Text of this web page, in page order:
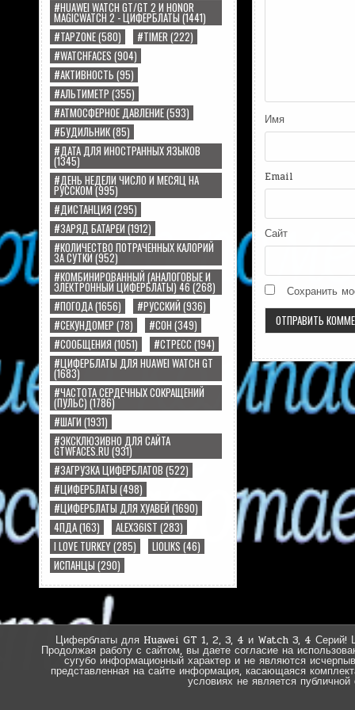
#HUAWEI WATCH GT/GT 2 И HONOR
MAGICWATCH 2 - ЦИФЕРБЛАТЫ(1441)
#TAPZONE(580) #TIMER (222)
#WATCHFACES (904)
#АКТИВНОСТЬ (95)
#АЛЬТИМЕТР (355)
#АТМОСФЕРНОЕ ДАВЛЕНИЕ(593)
#БУДИЛЬНИК(85)
#ДАТА ДЛЯ ИНОСТРАННЫХ ЯЗЫКОВ
(1345)
#ДЕНЬ НЕДЕЛИ ЧИСЛО И МЕСЯЦ НА
РУССКОМ(995)
#ДИСТАНЦИЯ (295)
#ЗАРЯД БАТАРЕИ (1912)
#КОЛИЧЕСТВО ПОТРАЧЕННЫХ КАЛОРИЙ
ЗА СУТКИ(952)
#КОМБИНИРОВАННЫЙ (АНАЛОГОВЫЕ И
ЭЛЕКТРОННЫЙ ЦИФЕРБЛАТЫ) 46(268)
#ПОГОДА(1656) #РУССКИЙ (936)
#СЕКУНДОМЕР (78) #СОН (349)
#СООБЩЕНИЯ (1051) #СТРЕСС (194)
#ЦИФЕРБЛАТЫ ДЛЯ HUAWEI WATCH GT
(1683)
#ЧАСТОТА СЕРДЕЧНЫХ СОКРАЩЕНИЙ
(ПУЛЬС)(1786)
#ШАГИ (1931)
#ЭКСКЛЮЗИВНО ДЛЯ САЙТА
GTWFACES.RU(931)
#ЗАГРУЗКА ЦИФЕРБЛАТОВ (522)
#ЦИФЕРБЛАТЫ (498)
#ЦИФЕРБЛАТЫ ДЛЯ ХУАВЕЙ (1690)
4ПДА(163) ALEX36IST (283)
I LOVE TURKEY(285) LIOLIKS (46)
ИСПАНЦЫ (290)
Имя
Email
Сайт
Сохранить
Циферблаты для Huawei GT 1, 2, 3, 4 и Watch 3, 4 Серий!
Продолжая работу с сайтом, вы даете согласие на
сугубо информационный характер и не являются
представленная на сайте информация, касающаяся
условиях не является